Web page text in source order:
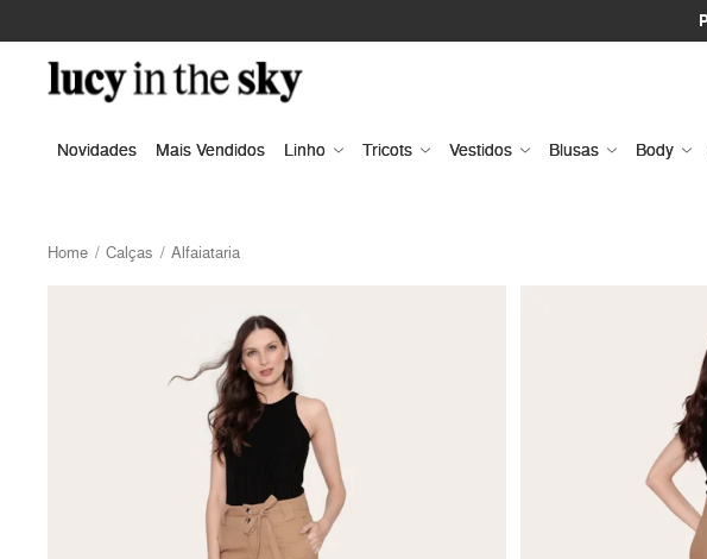
Novidades Mais Vendidos Linho Tricots Vestidos Blusas Body
Home Calças Alfaiataria